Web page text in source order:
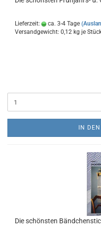
Lieferzeit: ca. 3-4 Tage
Versandgewicht: 0,12 kg je
IN
Die schönsten